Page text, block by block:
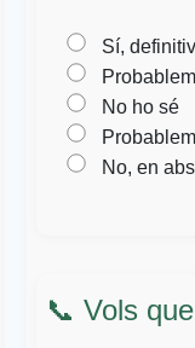
Sí,
No ho sé
No, en
📞 Vols